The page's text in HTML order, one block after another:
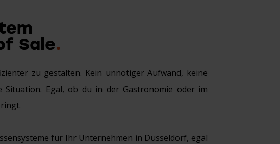
Sale
zu gestalten. Kein unnötiger Aufwand, keine
Egal, ob du in der Gastronomie oder im
für Ihr Unternehmen in Düsseldorf, egal